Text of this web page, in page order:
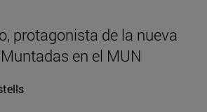
protagonista de la nueva
en el MUN